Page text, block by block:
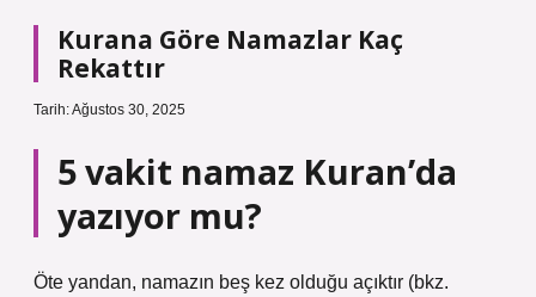
Kurana Göre Namazlar Kaç
Rekattır
Tarih: Ağustos 30, 2025
5 vakit namaz Kuran’da
yazıyor mu?
Öte yandan, namazın beş kez olduğu açıktır (bkz.